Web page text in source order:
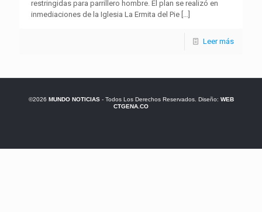
restringidas para parrillero hombre. El plan se realizó en
inmediaciones de la Iglesia La Ermita del Pie […]
Leer más
©2026 MUNDO NOTICIAS- Todos Los Derechos Reservados. Diseño: WEB
CTGENA.CO